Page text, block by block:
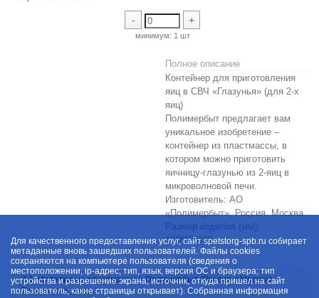
- +
минимум: 1 шт
Полное описание
Контейнер для приготовления
яиц в СВЧ «Глазунья» (для 2-х
яиц)
Полимербыт предлагает вам
уникальное изобретение –
контейнер из пластмассы, в
котором можно приготовить
яичницу-глазунью из 2-яиц в
микроволновой печи.
Изготовитель: АО
«Полимербыт», Россия, Москва.
Размер изделия (мм):
160*120*30
3.1. Изделия из пластмассы
Полимербыт (Россия, г.Москва)
Товары для дома
Для качественного предоставления услуг, сайт spetstorg-spb.ru собирает
метаданные вновь зашедших пользователей. Файлы cookies
сохраняются на компьютере пользователя (сведения о
местоположении; ip-адрес; тип, язык, версия ОС и браузера; тип
устройства и разрешение экрана; источник, откуда пришел на сайт
пользователь; какие страницы открывает). Собранная информация